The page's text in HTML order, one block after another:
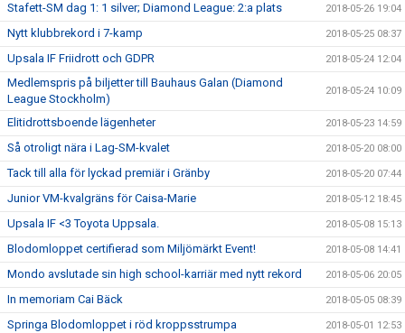
Stafett-SM dag 1: 1 silver; Diamond League: 2:a plats 2018-05-26 19:04
Nytt klubbrekord i 7-kamp 2018-05-25 08:37
Upsala IF Friidrott och GDPR 2018-05-24 12:04
Medlemspris på biljetter till Bauhaus Galan (Diamond
League Stockholm)
2018-05-24 10:09
Elitidrottsboende lägenheter 2018-05-23 14:59
Så otroligt nära i Lag-SM-kvalet 2018-05-20 08:00
Tack till alla för lyckad premiär i Gränby 2018-05-20 07:44
Junior VM-kvalgräns för Caisa-Marie 2018-05-12 18:45
Upsala IF <3 Toyota Uppsala. 2018-05-08 15:13
Blodomloppet certifierad som Miljömärkt Event! 2018-05-08 14:41
Mondo avslutade sin high school-karriär med nytt rekord 2018-05-06 20:05
In memoriam Cai Bäck 2018-05-05 08:39
Springa Blodomloppet i röd kroppsstrumpa 2018-05-01 12:53